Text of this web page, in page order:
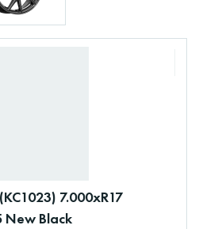
7.000xR17
New Black